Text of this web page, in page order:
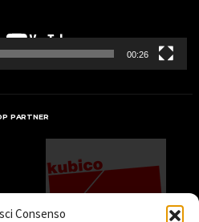
Consenso
00:26
PARTNER